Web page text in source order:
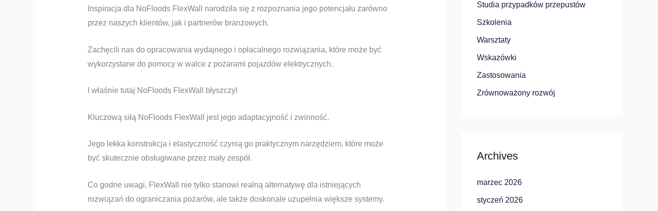
Inspiracja dla NoFloods FlexWall narodziła się z rozpoznania jego potencjału zarówno
przez naszych klientów, jak i partnerów branżowych.
Zachęcili nas do opracowania wydajnego i opłacalnego rozwiązania, które może być
wykorzystane do pomocy w walce z pożarami pojazdów elektrycznych.
I właśnie tutaj NoFloods FlexWall błyszczy!
Kluczową siłą NoFloods FlexWall jest jego adaptacyjność i zwinność.
Jego lekka konstrukcja i elastyczność czynią go praktycznym narzędziem, które może
być skutecznie obsługiwane przez mały zespół.
Co godne uwagi, FlexWall nie tylko stanowi realną alternatywę dla istniejących
rozwiązań do ograniczania pożarów, ale także doskonale uzupełnia większe systemy.
Studia przypadków przepustów
Szkolenia
Warsztaty
Wskazówki
Zastosowania
Zrównoważony rozwój
Archives
marzec 2026
styczeń 2026